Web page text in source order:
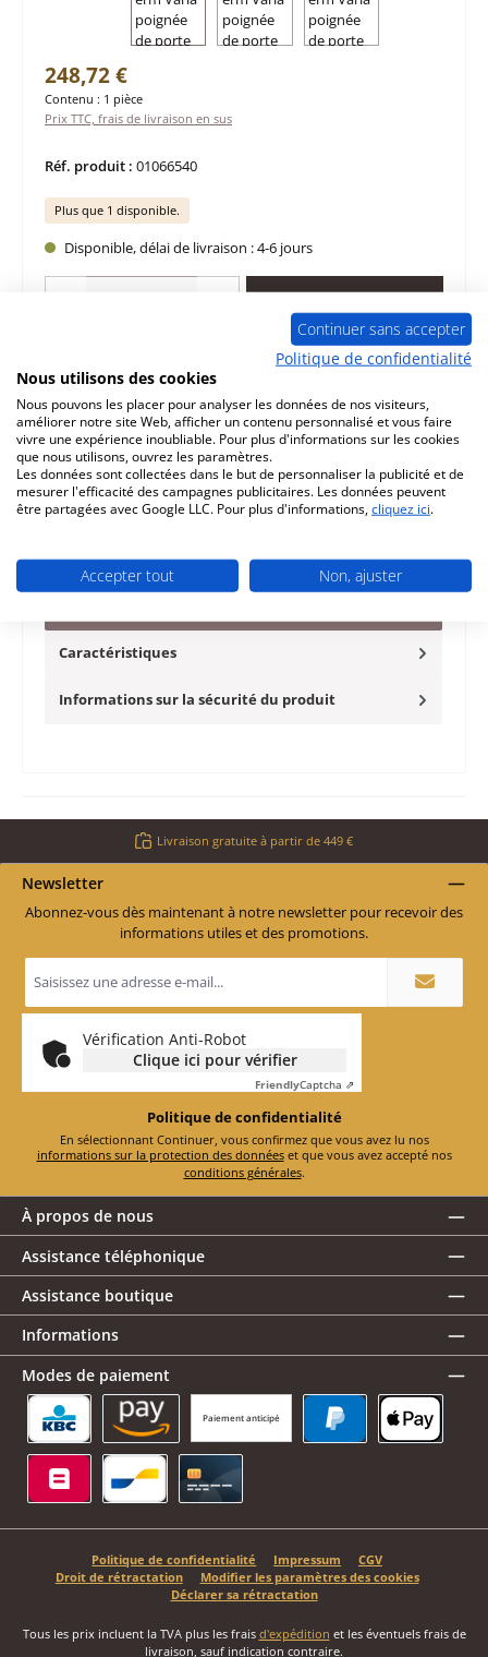
Prix régulier :
248,72 €
Contenu : 1 pièce
Prix TTC, frais de livraison en sus
Réf. produit : 01066540
Plus que 1 disponible.
Disponible, délai de livraison : 4-6 jours
Question sur le produit
d‘origine poignée de porte pour chambre de combustion
kit A pour le insert de cheminée Spartherm Varia
Caractéristiques
Informations sur la sécurité du produit
Livraison gratuite à partir de 449 €
Newsletter
Abonnez-vous dès maintenant à notre newsletter pour recevoir des
informations utiles et des promotions.
e-
*
Vérification Anti-Robot
Clique ici pour vérifier
FriendlyCaptcha ⇗
Politique de confidentialité
En sélectionnant Continuer, vous confirmez que vous avez lu nos
informations sur la protection des données
et que vous avez accepté nos
conditions générales.
À propos de nous
Assistance téléphonique
Assistance boutique
Informations
Modes de paiement
Paiement anticipé
KBC/CBC Payment Button
Amazon Pay
Politique de confidentialité Impressum
CGV
Droit de rétractation
Modifier les paramètres des cookies
Déclarer sa rétractation
Tous les prix incluent la TVA plus les frais d'expédition et les éventuels frais de
livraison, sauf indication contraire.
Continuer sans accepter
Politique de confidentialité
Nous utilisons des cookies
Nous pouvons les placer pour analyser les données de nos visiteurs,
améliorer notre site Web, afficher un contenu personnalisé et vous faire
vivre une expérience inoubliable. Pour plus d'informations sur les cookies
que nous utilisons, ouvrez les paramètres.
Les données sont collectées dans le but de personnaliser la publicité et de
mesurer l'efficacité des campagnes publicitaires. Les données peuvent
être partagées avec Google LLC. Pour plus d'informations,cliquez ici.
Accepter tout Non, ajuster